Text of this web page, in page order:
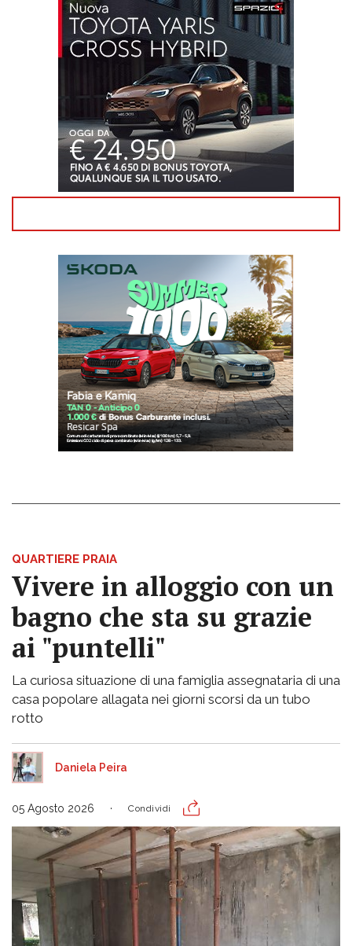
QUARTIERE PRAIA
Vivere in alloggio con un
bagno che sta su grazie
ai "puntelli"
La curiosa situazione di una famiglia assegnataria di una
casa popolare allagata nei giorni scorsi da un tubo
rotto
Daniela Peira
05 Agosto 2026 Condividi